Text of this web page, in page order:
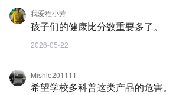
我爱程小芳
孩子们的健康比分数重要多了。
2026-05-22
Mishle201111
希望学校多科普这类产品的危害。